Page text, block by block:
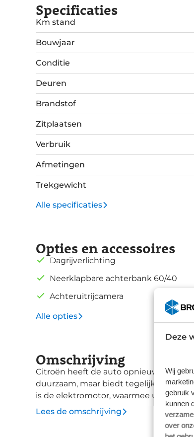
Deze
Wij
gebruik
kunnen
over
Specificaties
Km stand
Bouwjaar
Conditie
Deuren
Brandstof
Zitplaatsen
Verbruik
Afmetingen
Trekgewicht
Alle specificaties
Opties en accessoires
Dagrijverlichting
Neerklapbare achterbank 60/40
Achteruitrijcamera
Alle opties
Omschrijving
Citroën heeft de auto opnieuw
duurzaam, maar biedt tegelijk veel
is de elektromotor, waarmee u niet
gaat hier om een nieuwe auto, die uit
Citroën behoren ook in delen
nekkramp of spiegelwerk meer bij het
Lees de omschrijving